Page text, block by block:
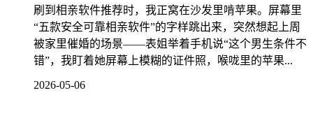
刷到相亲软件推荐时，我正窝在沙发里啃苹果。屏幕里
“五款安全可靠相亲软件”的字样跳出来，突然想起上周
被家里催婚的场景——表姐举着手机说“这个男生条件不
错”，我盯着她屏幕上模糊的证件照，喉咙里的苹果...
2026-05-06